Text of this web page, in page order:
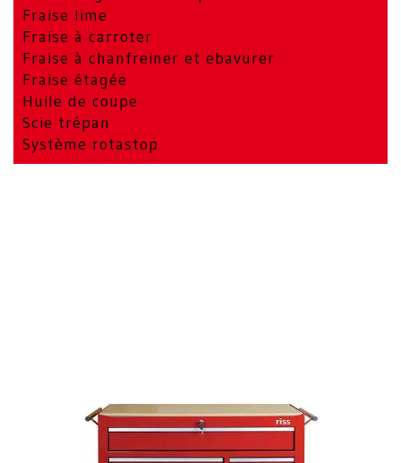
Fraise lime
Fraise à carroter
Fraise à chanfreiner et ebavurer
Fraise étagée
Huile de coupe
Scie trépan
Système rotastop